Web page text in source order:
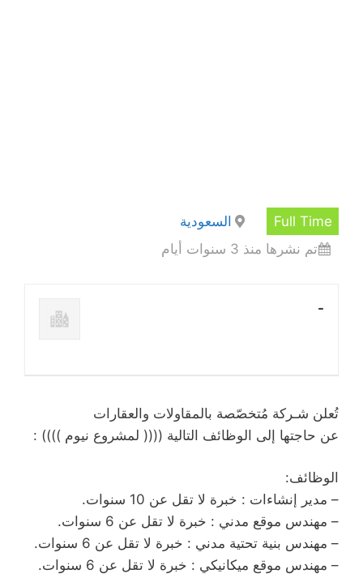
Full Time
السعودية
تم نشرها منذ 3 سنوات أيام
-
تُعلن شـركة مُتخصّصة بالمقاولات والعقارات
عن حاجتها إلى الوظائف التالية (((( لمشروع نيوم )))) :
الوظائف:
– مدير إنشاءات : خبرة لا تقل عن 10 سنوات.
– مهندس موقع مدني : خبرة لا تقل عن 6 سنوات.
– مهندس بنية تحتية مدني : خبرة لا تقل عن 6 سنوات.
– مهندس موقع ميكانيكي : خبرة لا تقل عن 6 سنوات.